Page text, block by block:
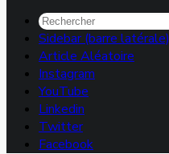
Sidebar (barre latérale)
Article Aléatoire
Instagram
YouTube
Linkedin
Twitter
Facebook